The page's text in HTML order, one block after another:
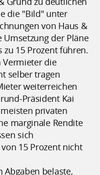
die "Bild" unter
von Haus &
der Pläne
15 Prozent führen.
Vermieter die
selber tragen
weiterreichen
Präsident Kai
privaten
marginale Rendite
sich
15 Prozent nicht
Abgaben belaste,